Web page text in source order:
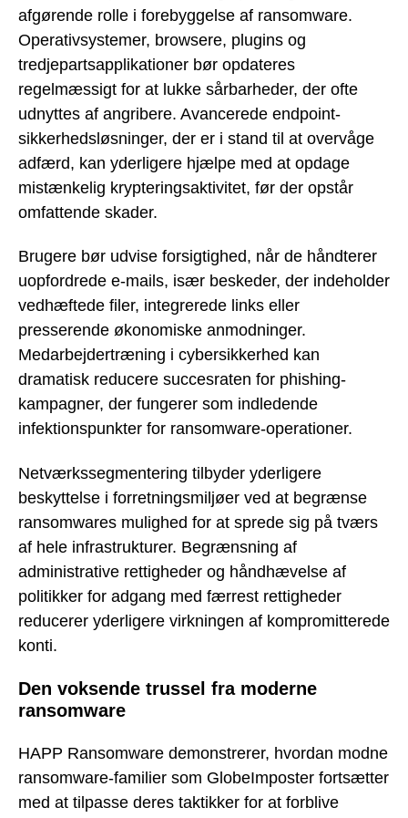
afgørende rolle i forebyggelse af ransomware.
Operativsystemer, browsere, plugins og
tredjepartsapplikationer bør opdateres
regelmæssigt for at lukke sårbarheder, der ofte
udnyttes af angribere. Avancerede endpoint-
sikkerhedsløsninger, der er i stand til at overvåge
adfærd, kan yderligere hjælpe med at opdage
mistænkelig krypteringsaktivitet, før der opstår
omfattende skader.
Brugere bør udvise forsigtighed, når de håndterer
uopfordrede e-mails, især beskeder, der indeholder
vedhæftede filer, integrerede links eller
presserende økonomiske anmodninger.
Medarbejdertræning i cybersikkerhed kan
dramatisk reducere succesraten for phishing-
kampagner, der fungerer som indledende
infektionspunkter for ransomware-operationer.
Netværkssegmentering tilbyder yderligere
beskyttelse i forretningsmiljøer ved at begrænse
ransomwares mulighed for at sprede sig på tværs
af hele infrastrukturer. Begrænsning af
administrative rettigheder og håndhævelse af
politikker for adgang med færrest rettigheder
reducerer yderligere virkningen af kompromitterede
konti.
Den voksende trussel fra moderne
ransomware
HAPP Ransomware demonstrerer, hvordan modne
ransomware-familier som GlobeImposter fortsætter
med at tilpasse deres taktikker for at forblive